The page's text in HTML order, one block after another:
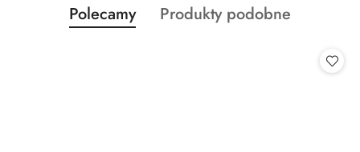
Pomiń karuzelę produktów
Produkty
o
Polecamy
Produkty
Produkty podobne